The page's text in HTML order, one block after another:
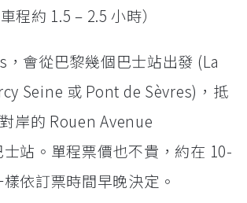
程約 1.5 – 2.5 小時）
，會從巴黎幾個巴士站出發 (La
Seine 或 Pont de Sèvres)，抵
岸的 Rouen Avenue
站。單程票價也不貴，約在 10-
依訂票時間早晚決定。